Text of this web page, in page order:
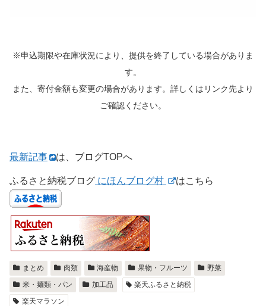
※申込期限や在庫状況により、提供を終了している場合がありま
す。
また、寄付金額も変更の場合があります。詳しくはリンク先より
ご確認ください。
最新記事 は、ブログTOPへ
ふるさと納税ブログ にほんブログ村 はこちら
まとめ 肉類 海産物 果物・フルーツ
野菜
米・麺類・パン
加工品
楽天ふるさと納税
楽天マラソン